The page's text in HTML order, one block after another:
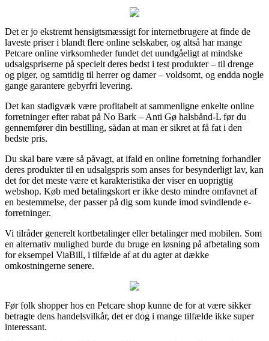
Det er jo ekstremt hensigtsmæssigt for internetbrugere at finde de
laveste priser i blandt flere online selskaber, og altså har mange
Petcare online virksomheder fundet det uundgåeligt at mindske
udsalgspriserne på specielt deres bedst i test produkter – til drenge
og piger, og samtidig til herrer og damer – voldsomt, og endda nogle
gange garantere gebyrfri levering.
Det kan stadigvæk være profitabelt at sammenligne enkelte online
forretninger efter rabat på No Bark – Anti Gø halsbånd-L før du
gennemfører din bestilling, sådan at man er sikret at få fat i den
bedste pris.
Du skal bare være så påvagt, at ifald en online forretning forhandler
deres produkter til en udsalgspris som anses for besynderligt lav, kan
det for det meste være et karakteristika der viser en uoprigtig
webshop. Køb med betalingskort er ikke desto mindre omfavnet af
en bestemmelse, der passer på dig som kunde imod svindlende e-
forretninger.
Vi tilråder generelt kortbetalinger eller betalinger med mobilen. Som
en alternativ mulighed burde du bruge en løsning på afbetaling som
for eksempel ViaBill, i tilfælde af at du agter at dække
omkostningerne senere.
Før folk shopper hos en Petcare shop kunne de for at være sikker
betragte dens handelsvilkår, det er dog i mange tilfælde ikke super
interessant.